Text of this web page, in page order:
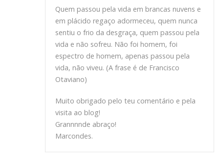
Quem passou pela vida em brancas nuvens e
em plácido regaço adormeceu, quem nunca
sentiu o frio da desgraça, quem passou pela
vida e não sofreu. Não foi homem, foi
espectro de homem, apenas passou pela
vida, não viveu. (A frase é de Francisco
Otaviano)
Muito obrigado pelo teu comentário e pela
visita ao blog!
Grannnnde abraço!
Marcondes.